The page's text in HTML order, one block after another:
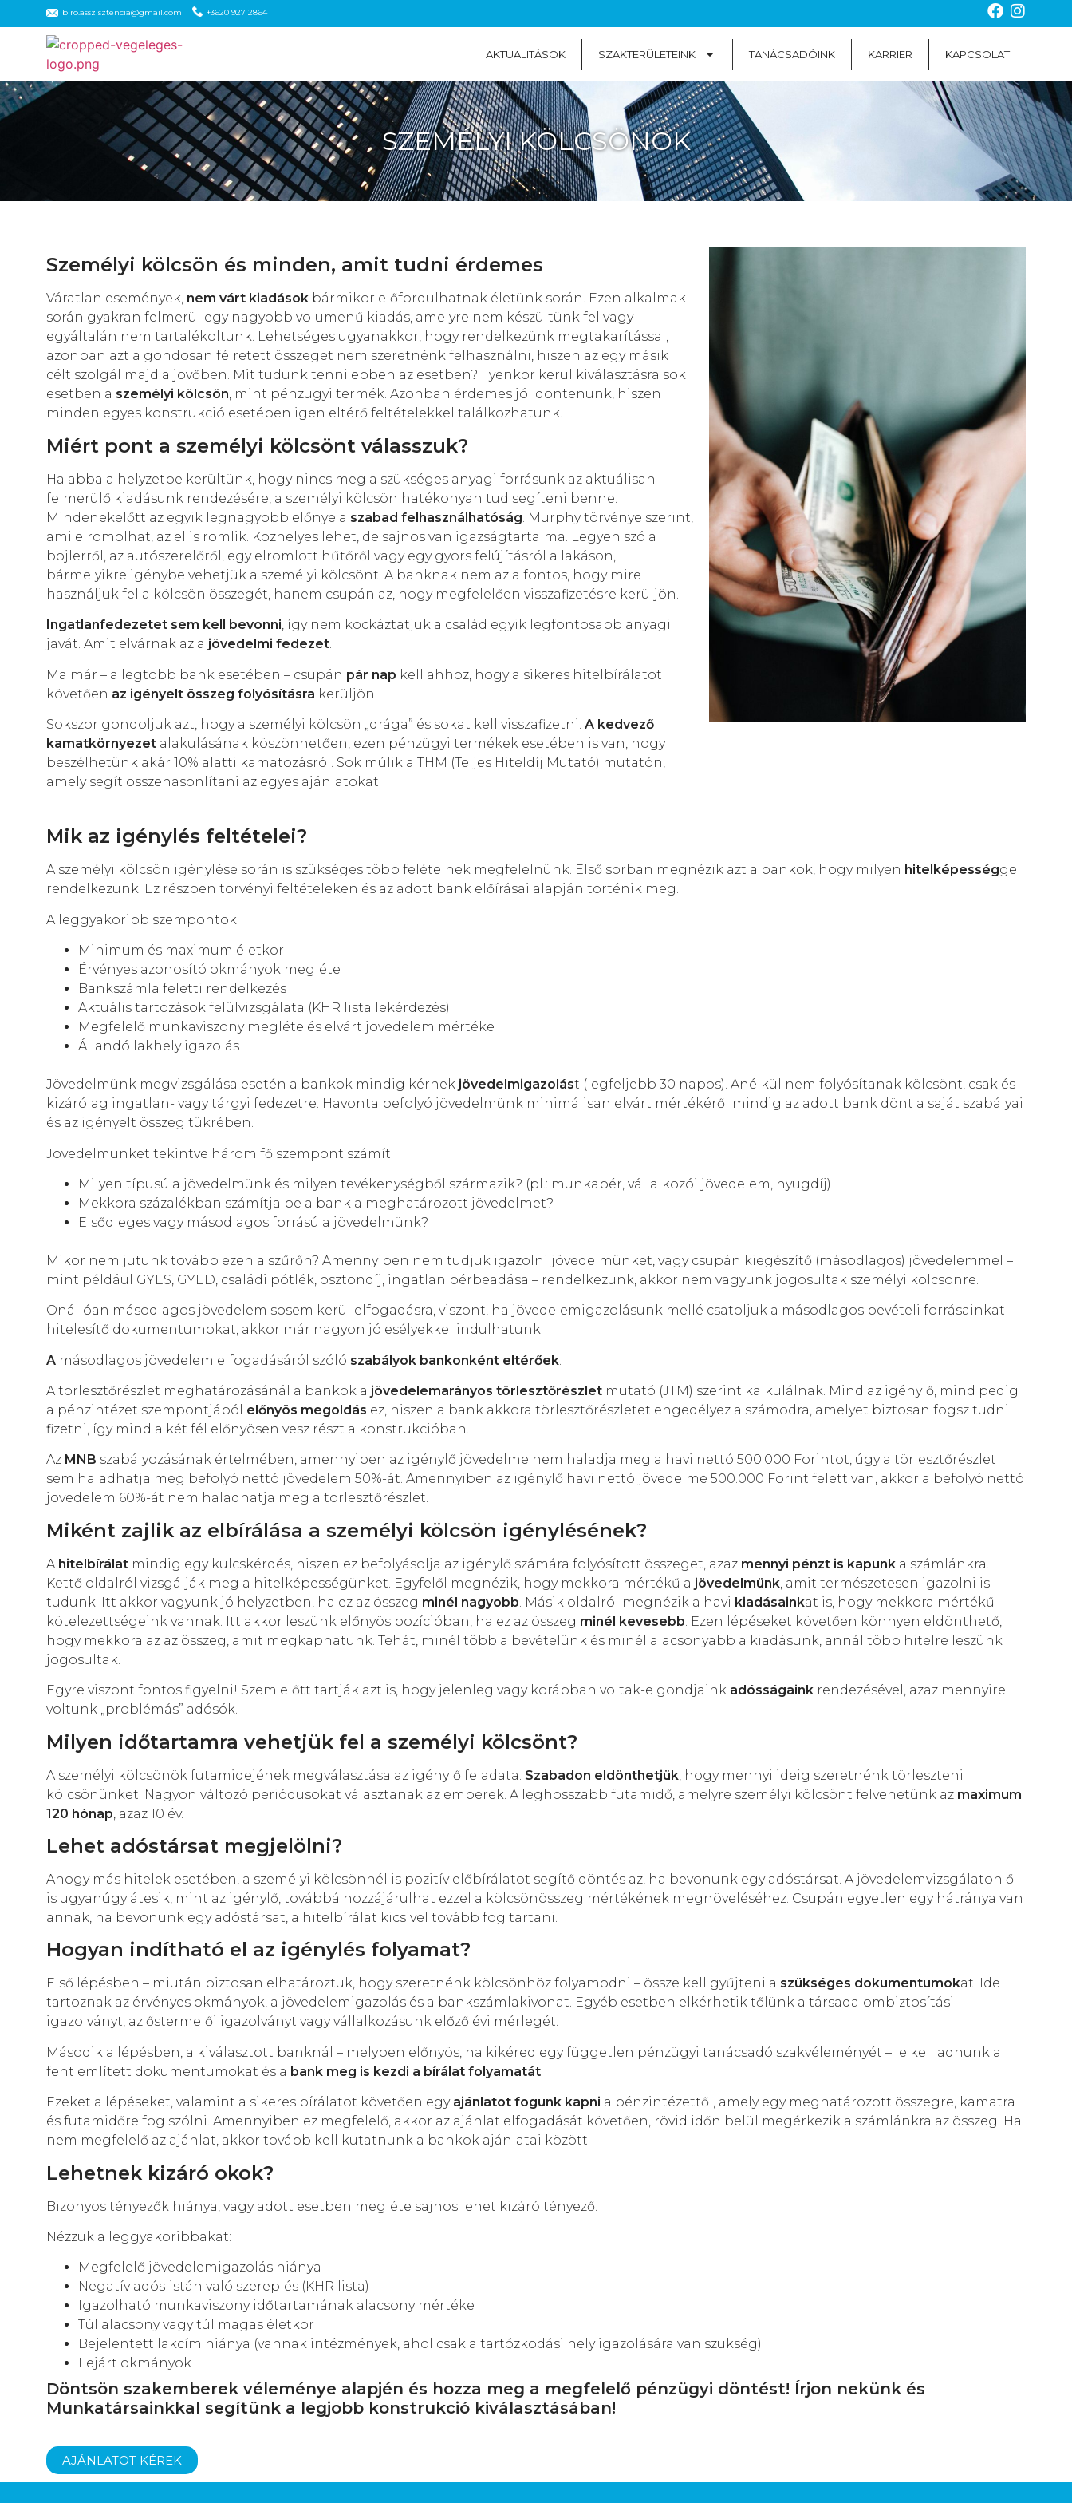
biro.asszisztencia@gmail.com +3620 927 2864
AKTUALITÁSOK SZAKTERÜLETEINK TANÁCSADÓINK KARRIER KAPCSOLAT
SZEMÉLYI KÖLCSÖNÖK
Személyi kölcsön és minden, amit tudni érdemes
Váratlan események, nem várt kiadások bármikor előfordulhatnak életünk során. Ezen alkalmak
során gyakran felmerül egy nagyobb volumenű kiadás, amelyre nem készültünk fel vagy
egyáltalán nem tartalékoltunk. Lehetséges ugyanakkor, hogy rendelkezünk megtakarítással,
azonban azt a gondosan félretett összeget nem szeretnénk felhasználni, hiszen az egy másik
célt szolgál majd a jövőben. Mit tudunk tenni ebben az esetben? Ilyenkor kerül kiválasztásra sok
esetben a személyi kölcsön, mint pénzügyi termék. Azonban érdemes jól döntenünk, hiszen
minden egyes konstrukció esetében igen eltérő feltételekkel találkozhatunk.
Miért pont a személyi kölcsönt válasszuk?
Ha abba a helyzetbe kerültünk, hogy nincs meg a szükséges anyagi forrásunk az aktuálisan
felmerülő kiadásunk rendezésére, a személyi kölcsön hatékonyan tud segíteni benne.
Mindenekelőtt az egyik legnagyobb előnye a szabad felhasználhatóság . Murphy törvénye szerint,
ami elromolhat, az el is romlik. Közhelyes lehet, de sajnos van igazságtartalma. Legyen szó a
bojlerről, az autószerelőről, egy elromlott hűtőről vagy egy gyors felújításról a lakáson,
bármelyikre igénybe vehetjük a személyi kölcsönt. A banknak nem az a fontos, hogy mire
használjuk fel a kölcsön összegét, hanem csupán az, hogy megfelelően visszafizetésre kerüljön.
Ingatlanfedezetet sem kell bevonni, így nem kockáztatjuk a család egyik legfontosabb anyagi
javát. Amit elvárnak az a jövedelmi fedezet.
Ma már – a legtöbb bank esetében – csupán pár nap kell ahhoz, hogy a sikeres hitelbírálatot
követően az igényelt összeg folyósításra kerüljön.
Sokszor gondoljuk azt, hogy a személyi kölcsön „drága” és sokat kell visszafizetni. A kedvező
kamatkörnyezet alakulásának köszönhetően, ezen pénzügyi termékek esetében is van, hogy
beszélhetünk akár 10% alatti kamatozásról. Sok múlik a THM (Teljes Hiteldíj Mutató) mutatón,
amely segít összehasonlítani az egyes ajánlatokat.
Mik az igénylés feltételei?
A személyi kölcsön igénylése során is szükséges több felételnek megfelelnünk. Első sorban megnézik azt a bankok, hogy milyen hitelképességgel
rendelkezünk. Ez részben törvényi feltételeken és az adott bank előírásai alapján történik meg.
A leggyakoribb szempontok:
Minimum és maximum életkor
Érvényes azonosító okmányok megléte
Bankszámla feletti rendelkezés
Aktuális tartozások felülvizsgálata (KHR lista lekérdezés)
Megfelelő munkaviszony megléte és elvárt jövedelem mértéke
Állandó lakhely igazolás
Jövedelmünk megvizsgálása esetén a bankok mindig kérnek jövedelmigazolást (legfeljebb 30 napos). Anélkül nem folyósítanak kölcsönt, csak és
kizárólag ingatlan- vagy tárgyi fedezetre. Havonta befolyó jövedelmünk minimálisan elvárt mértékéről mindig az adott bank dönt a saját szabályai
és az igényelt összeg tükrében.
Jövedelmünket tekintve három fő szempont számít:
Milyen típusú a jövedelmünk és milyen tevékenységből származik? (pl.: munkabér, vállalkozói jövedelem, nyugdíj)
Mekkora százalékban számítja be a bank a meghatározott jövedelmet?
Elsődleges vagy másodlagos forrású a jövedelmünk?
Mikor nem jutunk tovább ezen a szűrőn? Amennyiben nem tudjuk igazolni jövedelmünket, vagy csupán kiegészítő (másodlagos) jövedelemmel –
mint például GYES, GYED, családi pótlék, ösztöndíj, ingatlan bérbeadása – rendelkezünk, akkor nem vagyunk jogosultak személyi kölcsönre.
Önállóan másodlagos jövedelem sosem kerül elfogadásra, viszont, ha jövedelemigazolásunk mellé csatoljuk a másodlagos bevételi forrásainkat
hitelesítő dokumentumokat, akkor már nagyon jó esélyekkel indulhatunk.
A másodlagos jövedelem elfogadásáról szóló szabályok bankonként eltérőek
A törlesztőrészlet meghatározásánál a bankok a jövedelemarányos törlesztőrészlet mutató (JTM) szerint kalkulálnak. Mind az igénylő, mind pedig
a pénzintézet szempontjából előnyös megoldás ez, hiszen a bank akkora törlesztőrészletet engedélyez a számodra, amelyet biztosan fogsz tudni
fizetni, így mind a két fél előnyösen vesz részt a konstrukcióban.
Az MNB szabályozásának értelmében, amennyiben az igénylő jövedelme nem haladja meg a havi nettó 500.000 Forintot, úgy a törlesztőrészlet
sem haladhatja meg befolyó nettó jövedelem 50%-át. Amennyiben az igénylő havi nettó jövedelme 500.000 Forint felett van, akkor a befolyó nettó
jövedelem 60%-át nem haladhatja meg a törlesztőrészlet.
Miként zajlik az elbírálása a személyi kölcsön igénylésének?
A hitelbírálat mindig egy kulcskérdés, hiszen ez befolyásolja az igénylő számára folyósított összeget, azaz mennyi pénzt is kapunk a számlánkra.
Kettő oldalról vizsgálják meg a hitelképességünket. Egyfelől megnézik, hogy mekkora mértékű a jövedelmünk, amit természetesen igazolni is
tudunk. Itt akkor vagyunk jó helyzetben, ha ez az összeg minél nagyobb. Másik oldalról megnézik a havi kiadásainkat is, hogy mekkora mértékű
kötelezettségeink vannak. Itt akkor leszünk előnyös pozícióban, ha ez az összeg minél kevesebb. Ezen lépéseket követően könnyen eldönthető,
hogy mekkora az az összeg, amit megkaphatunk. Tehát, minél több a bevételünk és minél alacsonyabb a kiadásunk, annál több hitelre leszünk
jogosultak.
Egyre viszont fontos figyelni! Szem előtt tartják azt is, hogy jelenleg vagy korábban voltak-e gondjaink adósságaink rendezésével, azaz mennyire
voltunk „problémás” adósók.
Milyen időtartamra vehetjük fel a személyi kölcsönt?
A személyi kölcsönök futamidejének megválasztása az igénylő feladata. Szabadon eldönthetjük , hogy mennyi ideig szeretnénk törleszteni
kölcsönünket. Nagyon változó periódusokat választanak az emberek. A leghosszabb futamidő, amelyre személyi kölcsönt felvehetünk az maximum
120 hónap , azaz 10 év.
Lehet adóstársat megjelölni?
Ahogy más hitelek esetében, a személyi kölcsönnél is pozitív előbírálatot segítő döntés az, ha bevonunk egy adóstársat. A jövedelemvizsgálaton ő
is ugyanúgy átesik, mint az igénylő, továbbá hozzájárulhat ezzel a kölcsönösszeg mértékének megnöveléséhez. Csupán egyetlen egy hátránya van
annak, ha bevonunk egy adóstársat, a hitelbírálat kicsivel tovább fog tartani.
Hogyan indítható el az igénylés folyamat?
Első lépésben – miután biztosan elhatároztuk, hogy szeretnénk kölcsönhöz folyamodni – össze kell gyűjteni a szükséges dokumentumokat. Ide
tartoznak az érvényes okmányok, a jövedelemigazolás és a bankszámlakivonat. Egyéb esetben elkérhetik tőlünk a társadalombiztosítási
igazolványt, az őstermelői igazolványt vagy vállalkozásunk előző évi mérlegét.
Második a lépésben, a kiválasztott banknál – melyben előnyös, ha kikéred egy független pénzügyi tanácsadó szakvéleményét – le kell adnunk a
fent említett dokumentumokat és a bank meg is kezdi a bírálat folyamatát.
Ezeket a lépéseket, valamint a sikeres bírálatot követően egy ajánlatot fogunk kapni a pénzintézettől, amely egy meghatározott összegre, kamatra
és futamidőre fog szólni. Amennyiben ez megfelelő, akkor az ajánlat elfogadását követően, rövid időn belül megérkezik a számlánkra az összeg. Ha
nem megfelelő az ajánlat, akkor tovább kell kutatnunk a bankok ajánlatai között.
Lehetnek kizáró okok?
Bizonyos tényezők hiánya, vagy adott esetben megléte sajnos lehet kizáró tényező.
Nézzük a leggyakoribbakat:
Megfelelő jövedelemigazolás hiánya
Negatív adóslistán való szereplés (KHR lista)
Igazolható munkaviszony időtartamának alacsony mértéke
Túl alacsony vagy túl magas életkor
Bejelentett lakcím hiánya (vannak intézmények, ahol csak a tartózkodási hely igazolására van szükség)
Lejárt okmányok
Döntsön szakemberek véleménye alapjén és hozza meg a megfelelő pénzügyi döntést! Írjon nekünk és
Munkatársainkkal segítünk a legjobb konstrukció kiválasztásában!
AJÁNLATOT KÉREK